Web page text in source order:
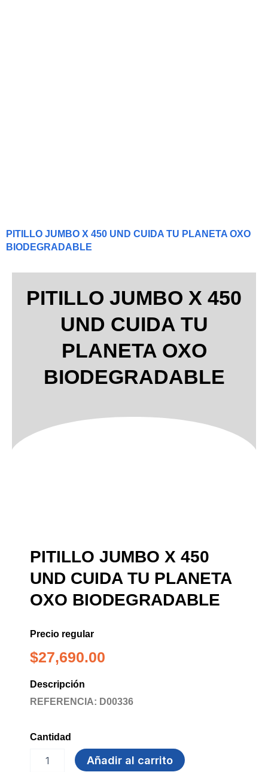
PITILLO JUMBO X 450 UND CUIDA TU PLANETA OXO
BIODEGRADABLE
PITILLO JUMBO X 450
UND CUIDA TU
PLANETA OXO
BIODEGRADABLE
PITILLO JUMBO X 450
UND CUIDA TU PLANETA
OXO BIODEGRADABLE
Precio regular
$27,690.00
Descripción
REFERENCIA: D00336
Cantidad
JUMBO
Añadir al carrito